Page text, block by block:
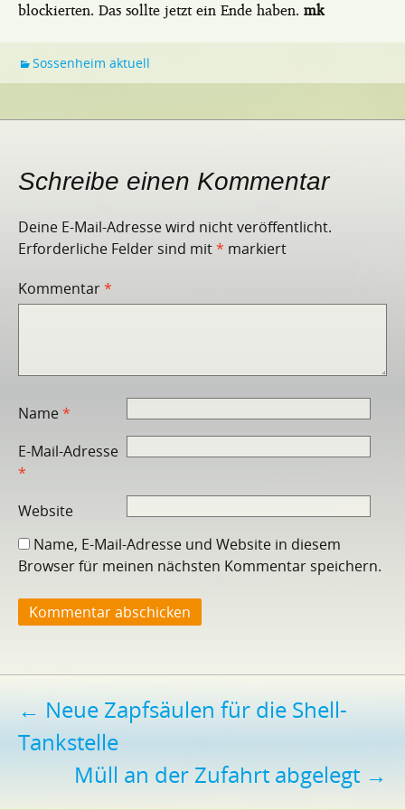
blockierten. Das sollte jetzt ein Ende haben. mk
Sossenheim aktuell
Schreibe einen Kommentar
Deine E-Mail-Adresse wird nicht veröffentlicht.
Erforderliche Felder sind mit* markiert
Kommentar*
Name*
E-Mail-Adresse
*
Website
Name, E-Mail-Adresse und Website in diesem
Browser für meinen nächsten Kommentar speichern.
Beitragsnavigation
← Neue Zapfsäulen für die Shell-
Tankstelle
Müll an der Zufahrt abgelegt →